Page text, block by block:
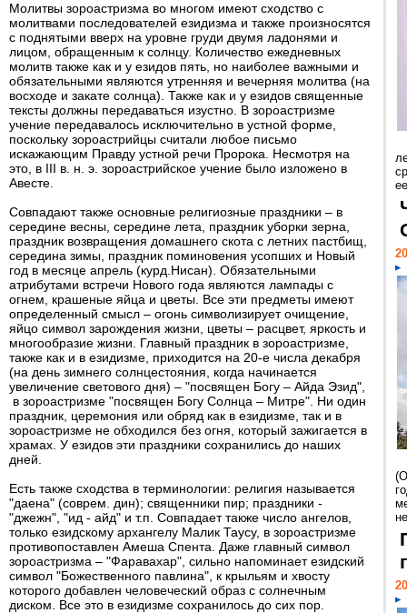
Молитвы зороастризма во многом имеют сходство с
молитвами последователей езидизма и также произносятся
с поднятыми вверх на уровне груди двумя ладонями и
лицом, обращенным к солнцу. Количество ежедневных
молитв также как и у езидов пять, но наиболее важными и
обязательными являются утренняя и вечерняя молитва (на
восходе и закате солнца). Также как и у езидов священные
тексты должны передаваться изустно. В зороастризме
учение передавалось исключительно в устной форме,
поскольку зороастрийцы считали любое письмо
искажающим Правду устной речи Пророка. Несмотря на
это, в III в. н. э. зороастрийское учение было изложено в
Авесте.
Совпадают также основные религиозные праздники – в
середине весны, середине лета, праздник уборки зерна,
праздник возвращения домашнего скота с летних пастбищ,
середина зимы, праздник поминовения усопших и Новый
год в месяце апрель (курд.Нисан). Обязательными
атрибутами встречи Нового года являются лампады с
огнем, крашеные яйца и цветы. Все эти предметы имеют
определенный смысл – огонь символизирует очищение,
яйцо символ зарождения жизни, цветы – расцвет, яркость и
многообразие жизни. Главный праздник в зороастризме,
также как и в езидизме, приходится на 20-е числа декабря
(на день зимнего солнцестояния, когда начинается
увеличение светового дня) – "посвящен Богу – Айда Эзид",
в зороастризме "посвящен Богу Солнца – Митре". Ни один
праздник, церемония или обряд как в езидизме, так и в
зороастризме не обходился без огня, который зажигается в
храмах. У езидов эти праздники сохранились до наших
дней.
Есть также сходства в терминологии: религия называется
"даена" (соврем. дин); священники пир; праздники -
"джежн", "ид - айд" и т.п. Совпадает также число ангелов,
только езидскому архангелу Малик Таусу, в зороастризме
противопоставлен Амеша Спента. Даже главный символ
зороастризма – "Фаравахар", сильно напоминает езидский
символ "Божественного павлина", к крыльям и хвосту
которого добавлен человеческий образ с солнечным
диском. Все это в езидизме сохранилось до сих пор.